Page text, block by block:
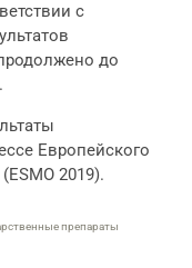
с
до
Европейского
2019).
препараты